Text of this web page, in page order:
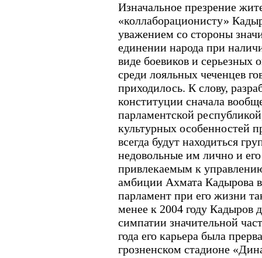
Изначальное презрение
«коллаборационисту»
уважением со стороны
единении народа при
виде боевиков и серьезных
среди лояльных чеченцев
приходилось. К слову,
конституции сначала
парламентской
культурных особенностей
всегда будут находиться
недовольные им лично и
привлекаемым к
амбиции Ахмата Кадырова
парламент при его жизни
менее к 2004 году Кадыров
симпатии значительной
года его карьера была
грозненском стадионе